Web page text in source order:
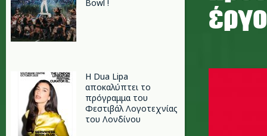
Bowl !
Η Dua Lipa
αποκαλύπτει το
πρόγραμμα του
Φεστιβάλ Λογοτεχνίας
του Λονδίνου